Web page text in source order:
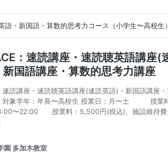
・新国語・算数的思考力コース（小学生〜高校生）